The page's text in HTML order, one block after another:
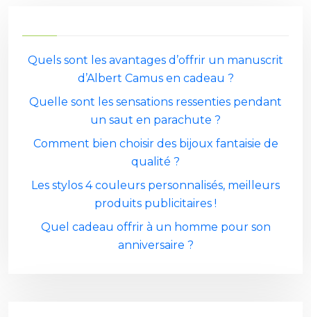
Quels sont les avantages d’offrir un manuscrit
d’Albert Camus en cadeau ?
Quelle sont les sensations ressenties pendant
un saut en parachute ?
Comment bien choisir des bijoux fantaisie de
qualité ?
Les stylos 4 couleurs personnalisés, meilleurs
produits publicitaires !
Quel cadeau offrir à un homme pour son
anniversaire ?